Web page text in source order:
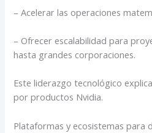
– Acelerar las operaciones
– Ofrecer escalabilidad para
hasta grandes corporaciones.
Este liderazgo tecnológico
por productos Nvidia.
Plataformas y ecosistemas para